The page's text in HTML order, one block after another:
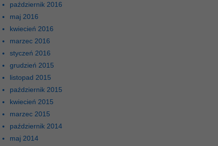
październik 2016
maj 2016
kwiecień 2016
marzec 2016
styczeń 2016
grudzień 2015
listopad 2015
październik 2015
kwiecień 2015
marzec 2015
październik 2014
maj 2014